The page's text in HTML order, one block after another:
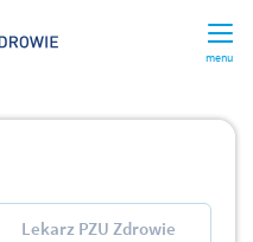
menu
Lekarz PZU Zdrowie